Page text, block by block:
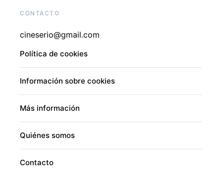
CONTACTO
cineserio@gmail.com
Política de cookies
Información sobre cookies
Más información
Quiénes somos
Contacto